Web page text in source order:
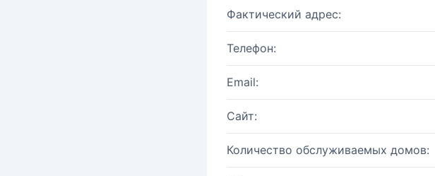
Фактический адрес:
Телефон:
Email:
Сайт:
Количество обслуживаемых домов: